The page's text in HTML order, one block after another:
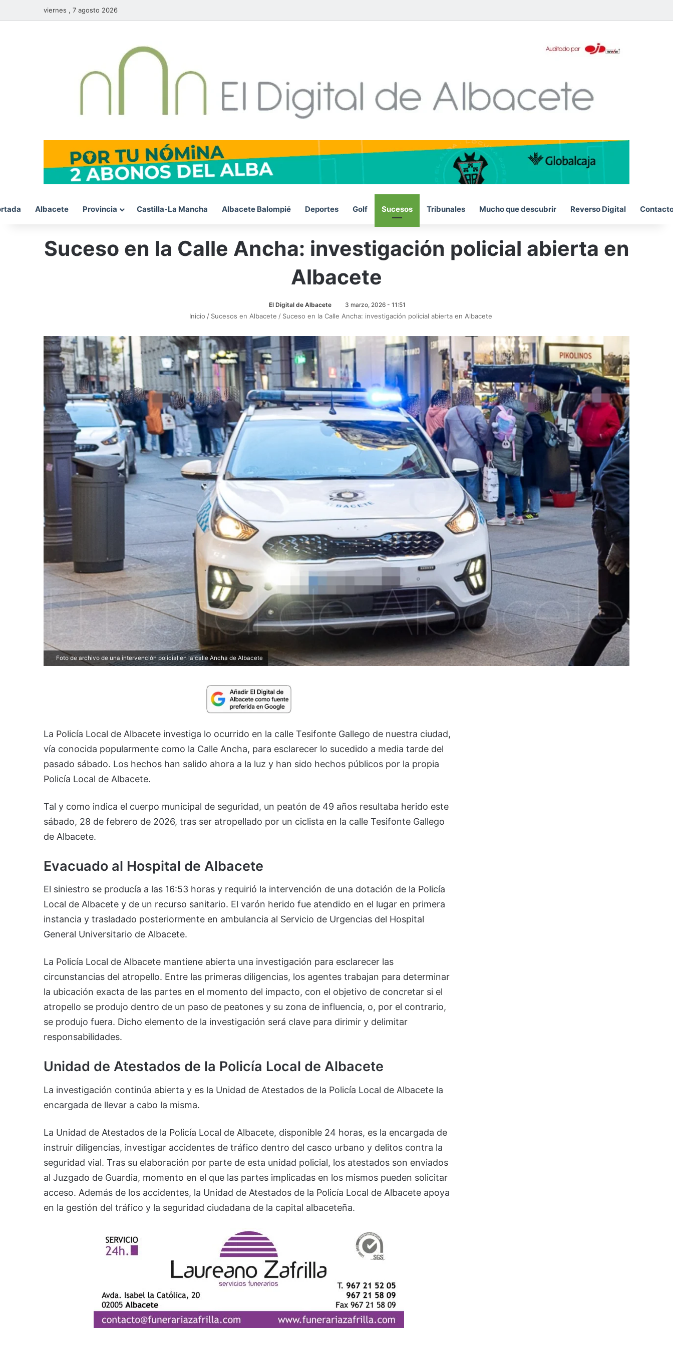
viernes , 7 agosto 2026
Albacete Provincia Castilla-La Mancha Albacete Balompié Deportes Golf Sucesos Tribunales Mucho que descubrir Reverso Digital
Suceso en la Calle Ancha: investigación policial abierta en
Albacete
El Digital de Albacete 3 marzo, 2026 - 11:51
Inicio / Sucesos en Albacete / Suceso en la Calle Ancha: investigación policial abierta en Albacete
Foto de archivo de una intervención policial en la calle Ancha de Albacete
La Policía Local de Albacete investiga lo ocurrido en la calle Tesifonte Gallego de nuestra ciudad,
vía conocida popularmente como la Calle Ancha, para esclarecer lo sucedido a media tarde del
pasado sábado. Los hechos han salido ahora a la luz y han sido hechos públicos por la propia
Policía Local de Albacete.
Tal y como indica el cuerpo municipal de seguridad, un peatón de 49 años resultaba herido este
sábado, 28 de febrero de 2026, tras ser atropellado por un ciclista en la calle Tesifonte Gallego
de Albacete.
Evacuado al Hospital de Albacete
El siniestro se producía a las 16:53 horas y requirió la intervención de una dotación de la Policía
Local de Albacete y de un recurso sanitario. El varón herido fue atendido en el lugar en primera
instancia y trasladado posteriormente en ambulancia al Servicio de Urgencias del Hospital
General Universitario de Albacete.
La Policía Local de Albacete mantiene abierta una investigación para esclarecer las
circunstancias del atropello. Entre las primeras diligencias, los agentes trabajan para determinar
la ubicación exacta de las partes en el momento del impacto, con el objetivo de concretar si el
atropello se produjo dentro de un paso de peatones y su zona de influencia, o, por el contrario,
se produjo fuera. Dicho elemento de la investigación será clave para dirimir y delimitar
responsabilidades.
Unidad de Atestados de la Policía Local de Albacete
La investigación continúa abierta y es la Unidad de Atestados de la Policía Local de Albacete la
encargada de llevar a cabo la misma.
La Unidad de Atestados de la Policía Local de Albacete, disponible 24 horas, es la encargada de
instruir diligencias, investigar accidentes de tráfico dentro del casco urbano y delitos contra la
seguridad vial. Tras su elaboración por parte de esta unidad policial, los atestados son enviados
al Juzgado de Guardia, momento en el que las partes implicadas en los mismos pueden solicitar
acceso. Además de los accidentes, la Unidad de Atestados de la Policía Local de Albacete apoya
en la gestión del tráfico y la seguridad ciudadana de la capital albaceteña.